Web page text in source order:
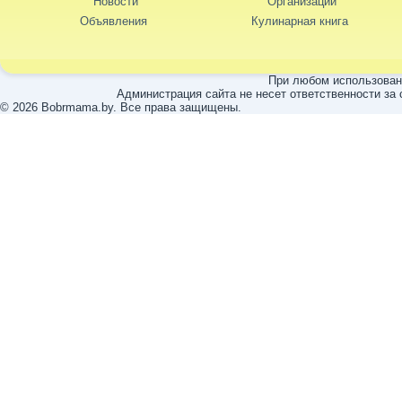
Объявления
Кулинарная книга
При любом
Администрация сайта не несет ответственности
© 2026 Bobrmama.by. Все права защищены.